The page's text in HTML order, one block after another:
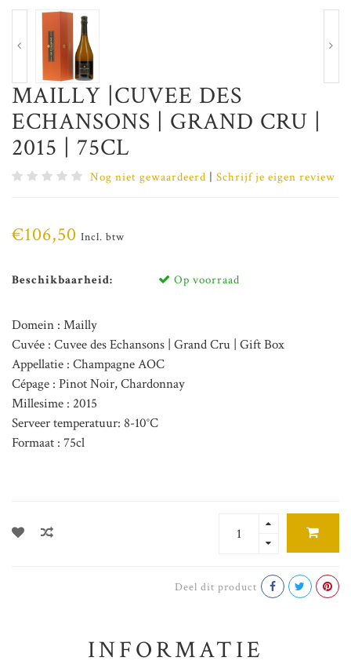
MAILLY |CUVEE DES
ECHANSONS | GRAND CRU |
2015 | 75CL
Nog niet gewaardeerd | Schrijf je eigen review
€106,50 Incl. btw
Beschikbaarheid: Op voorraad
Domein : Mailly
Cuvée : Cuvee des Echansons | Grand Cru | Gift Box
Appellatie : Champagne AOC
Cépage : Pinot Noir, Chardonnay
Millesime : 2015
Serveer temperatuur: 8-10°C
Formaat : 75cl
Deel dit product
INFORMATIE